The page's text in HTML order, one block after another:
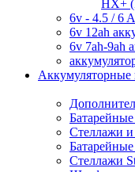
HX+
6v - 4.5 / 6
6v 12ah
6v 7ah-9ah
Стеллажи
Стеллажи